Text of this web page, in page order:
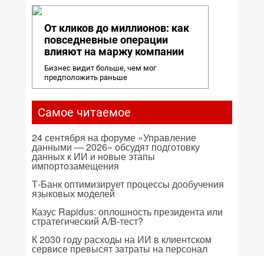
От кликов до миллионов: как
повседневные операции
влияют на маржу компании
Бизнес видит больше, чем мог
предположить раньше
Самое читаемое
24 сентября на форуме «Управление
данными — 2026» обсудят подготовку
данных к ИИ и новые этапы
импортозамещения
Т-Банк оптимизирует процессы дообучения
языковых моделей
Казус Rapidus: оплошность президента или
стратегический A/B-тест?
К 2030 году расходы на ИИ в клиентском
сервисе превысят затраты на персонал